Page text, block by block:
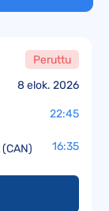
8 elok. 2026
Peruttu
22:45
16:35